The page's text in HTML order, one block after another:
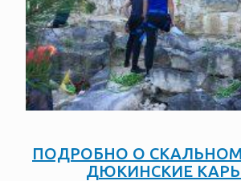
ПОДРОБНО О
ДЮКИНСКИЕ